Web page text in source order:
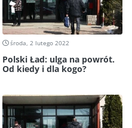
środa, 2 lutego 2022
Polski Ład: ulga na powrót.
Od kiedy i dla kogo?